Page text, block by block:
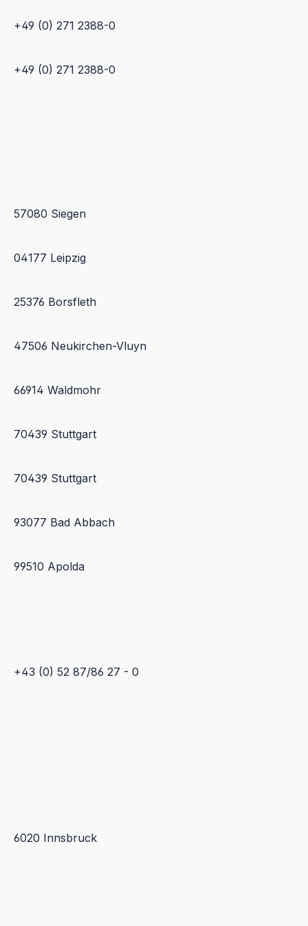
+49 (0) 271 2388-0
+49 (0) 271 2388-0
57080 Siegen
04177 Leipzig
25376 Borsfleth
47506 Neukirchen-Vluyn
66914 Waldmohr
70439 Stuttgart
70439 Stuttgart
93077 Bad Abbach
99510 Apolda
+43 (0) 52 87/86 27 - 0
6020 Innsbruck